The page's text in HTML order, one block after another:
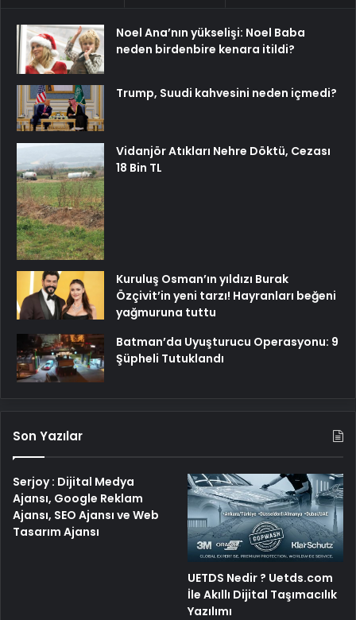
Noel Ana’nın yükselişi: Noel Baba
neden birdenbire kenara itildi?
Trump, Suudi kahvesini neden içmedi?
Vidanjör Atıkları Nehre Döktü, Cezası
18 Bin TL
Kuruluş Osman’ın yıldızı Burak
Özçivit’in yeni tarzı! Hayranları beğeni
yağmuruna tuttu
Batman’da Uyuşturucu Operasyonu: 9
Şüpheli Tutuklandı
Son Yazılar
Serjoy : Dijital Medya
Ajansı, Google Reklam
Ajansı, SEO Ajansı ve Web
Tasarım Ajansı
UETDS Nedir ? Uetds.com
İle Akıllı Dijital Taşımacılık
Yazılımı